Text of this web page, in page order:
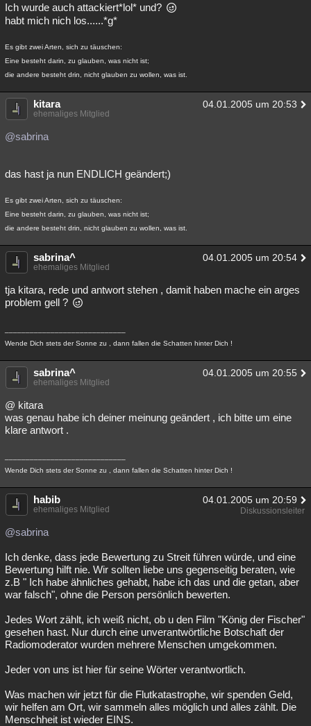
Ich wurde auch attackiert*lol* und?
habt mich nich los......*g*
Es gibt zwei Arten, sich zu täuschen:
Eine besteht darin, zu glauben, was nicht ist;
die andere besteht drin, nicht glauben zu wollen, was ist.
kitara 04.01.2005 um 20:53
ehemaliges Mitglied
@sabrina
das hast ja nun ENDLICH geändert;)
Es gibt zwei Arten, sich zu täuschen:
Eine besteht darin, zu glauben, was nicht ist;
die andere besteht drin, nicht glauben zu wollen, was ist.
sabrina^ 04.01.2005 um 20:54
ehemaliges Mitglied
tja kitara, rede und antwort stehen , damit haben mache ein arges
problem gell ?
Wende Dich stets der Sonne zu , dann fallen die Schatten hinter Dich !
sabrina^ 04.01.2005 um 20:55
ehemaliges Mitglied
@ kitara
was genau habe ich deiner meinung geändert , ich bitte um eine
klare antwort .
Wende Dich stets der Sonne zu , dann fallen die Schatten hinter Dich !
habib 04.01.2005 um 20:59
ehemaliges Mitglied Diskussionsleiter
@sabrina
Ich denke, dass jede Bewertung zu Streit führen würde, und eine
Bewertung hilft nie. Wir sollten liebe uns gegenseitig beraten, wie
z.B " Ich habe ähnliches gehabt, habe ich das und die getan, aber
war falsch", ohne die Person persönlich bewerten.
Jedes Wort zählt, ich weiß nicht, ob u den Film "König der Fischer"
gesehen hast. Nur durch eine unverantwörtliche Botschaft der
Radiomoderator wurden mehrere Menschen umgekommen.
Jeder von uns ist hier für seine Wörter verantwortlich.
Was machen wir jetzt für die Flutkatastrophe, wir spenden Geld,
wir helfen am Ort, wir sammeln alles möglich und alles zählt. Die
Menschheit ist wieder EINS.